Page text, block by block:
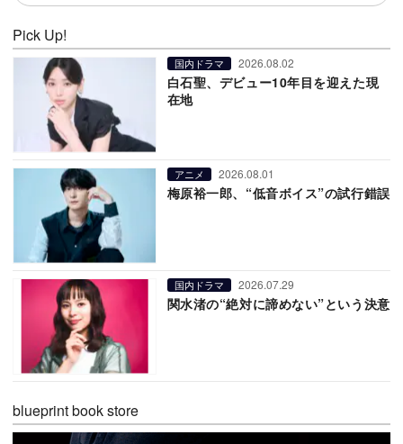
Pick Up!
国内ドラマ 2026.08.02
白石聖、デビュー10年目を迎えた現
在地
アニメ 2026.08.01
梅原裕一郎、“低音ボイス”の試行錯誤
国内ドラマ 2026.07.29
関水渚の“絶対に諦めない”という決意
blueprint book store